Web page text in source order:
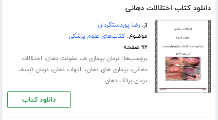
دانلود کتاب اختلالات دهانی
از:رضا پوردستگردان
موضوع:کتاب‌های علوم پزشکی
۹۲ صفحه
برچسب‌ها:درمان بیماری ها، عفونت دهان، اختلالات
دهانی،بیماری های دهان، التهاب دهان،درمان آبسه،
درمان برفک دهان
دانلود کتاب